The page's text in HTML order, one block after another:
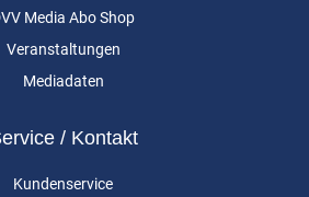
Media Abo Shop
Veranstaltungen
Mediadaten
/ Kontakt
Kundenservice